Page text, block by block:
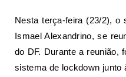
Nesta terça-feira (23/2), o
Ismael Alexandrino,se
do DF. Durante a reunião,
sistema de lockdown junto